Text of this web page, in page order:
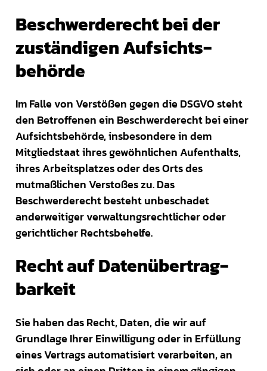
Beschwerde­recht bei der
zuständigen Aufsichts­
behörde
Im Falle von Verstößen gegen die DSGVO steht
den Betroffenen ein Beschwerderecht bei einer
Aufsichtsbehörde, insbesondere in dem
Mitgliedstaat ihres gewöhnlichen Aufenthalts,
ihres Arbeitsplatzes oder des Orts des
mutmaßlichen Verstoßes zu. Das
Beschwerderecht besteht unbeschadet
anderweitiger verwaltungsrechtlicher oder
gerichtlicher Rechtsbehelfe.
Recht auf Daten­übertrag­
barkeit
Sie haben das Recht, Daten, die wir auf
Grundlage Ihrer Einwilligung oder in Erfüllung
eines Vertrags automatisiert verarbeiten, an